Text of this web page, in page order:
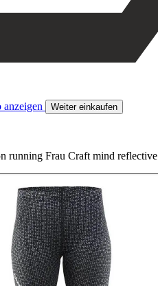
Weiter einkaufen
running Frau Craft mind reflective